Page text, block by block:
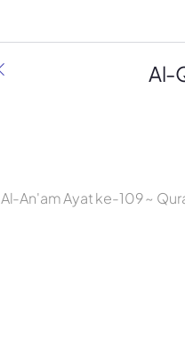
Al-
Al-An'am Ayat ke-109 ~